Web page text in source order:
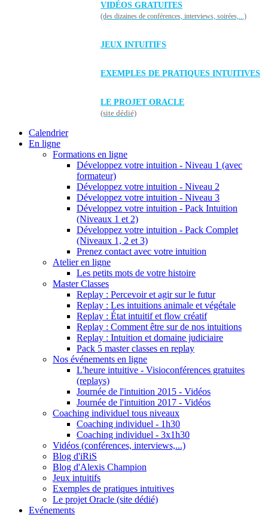
VIDÉOS GRATUITES
(des dizaines de conférences, interviews, soirées,...)
JEUX INTUITIFS
EXEMPLES DE PRATIQUES INTUITIVES
LE PROJET ORACLE
(site dédié)
Calendrier
En ligne
Formations en ligne
Développez votre intuition - Niveau 1 (avec
formateur)
Développez votre intuition - Niveau 2
Développez votre intuition - Niveau 3
Développez votre intuition - Pack Intuition
(Niveaux 1 et 2)
Développez votre intuition - Pack Complet
(Niveaux 1, 2 et 3)
Prenez contact avec votre intuition
Atelier en ligne
Les petits mots de votre histoire
Master Classes
Replay : Percevoir et agir sur le futur
Replay : Les intuitions animale et végétale
Replay : État intuitif et flow créatif
Replay : Comment être sur de nos intuitions
Replay : Intuition et domaine judiciaire
Pack 5 master classes en replay
Nos événements en ligne
L'heure intuitive - Visioconférences gratuites
(replays)
Journée de l'intuition 2015 - Vidéos
Journée de l'intuition 2017 - Vidéos
Coaching individuel tous niveaux
Coaching individuel - 1h30
Coaching individuel - 3x1h30
Vidéos (conférences, interviews,...)
Blog d'iRiS
Blog d'Alexis Champion
Jeux intuitifs
Exemples de pratiques intuitives
Le projet Oracle (site dédié)
Evénements